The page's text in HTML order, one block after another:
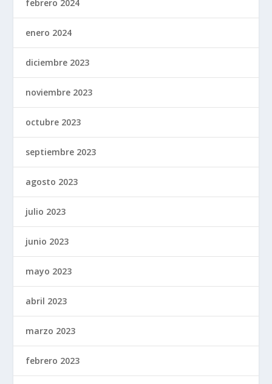
febrero 2024
enero 2024
diciembre 2023
noviembre 2023
octubre 2023
septiembre 2023
agosto 2023
julio 2023
junio 2023
mayo 2023
abril 2023
marzo 2023
febrero 2023